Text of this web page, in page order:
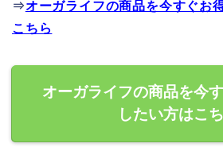
⇒オーガライフの商品を今すぐお
こちら
オーガライフの商品を今
したい方はこ